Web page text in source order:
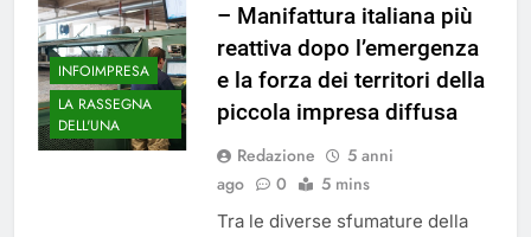
INFOIMPRESA
LA RASSEGNA
DELL'UNA
– Manifattura italiana più
reattiva dopo l’emergenza
e la forza dei territori della
piccola impresa diffusa
Redazione
5 anni
ago
0 5 mins
Tra le diverse sfumature della